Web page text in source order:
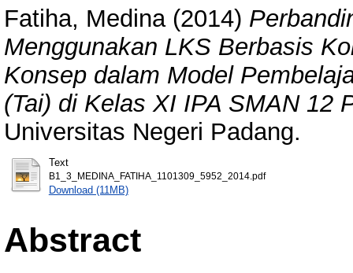
Fatiha, Medina(2014)
Menggunakan LKS Berbasis
Konsep dalam Model
(Tai) di Kelas XI IPA SMAN 12
Universitas Negeri Padang.
Text
B1_3_MEDINA_FATIHA_1101309_5952_2014.pdf
Download (11MB)
Abstract